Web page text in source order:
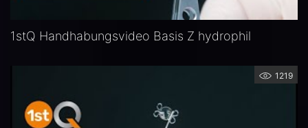
1stQ Handhabungsvideo Basis Z hydrophil
1219